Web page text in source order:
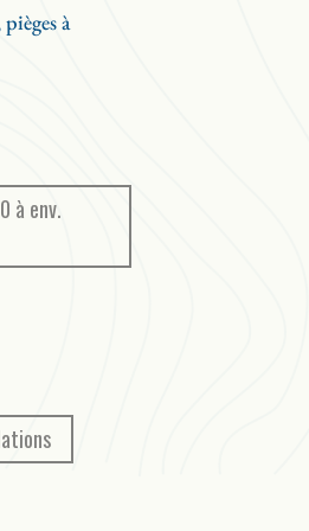
: en
chapitre
la HBC a
habituels, et
se font
Nolan.
à
à env.